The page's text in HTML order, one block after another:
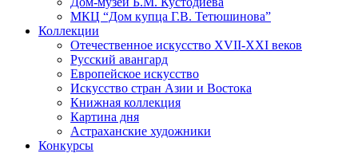
МКЦ “Дом купца Г.В. Тетюшинова”
Коллекции
Отечественное искусство XVII-XXI веков
Русский авангард
Европейское искусство
Искусство стран Азии и Востока
Книжная коллекция
Картина дня
Астраханские художники
Конкурсы